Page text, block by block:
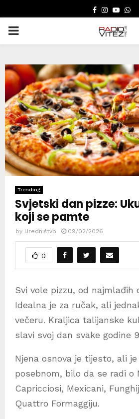
FACEBOOK
PRIMARY
Trending
Svjetski dan pizze:
koji se pamte
by Uredništvo 09/02/2026
0
Svi vole pizzu, od najmlađih
Idealna je za ručak, ali
večeru. Kraljica talijanske
slavi svoj dan svake godine
Njena osnova je tijesto, ali
posebnom, bilo da se radi o
Capricciosi, Mexicani,
Quattro Formaggiju.